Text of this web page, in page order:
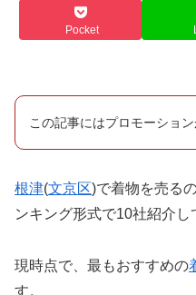
Pocket
この記事にはプロモーション
根津(文京区)で着物を売る
ンキング形式で10社紹介し
現時点で、最もおすすめの
す。